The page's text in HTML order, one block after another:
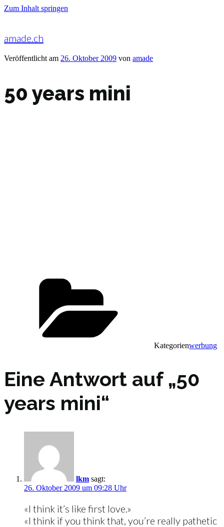
Zum Inhalt springen
amade.ch
Veröffentlicht am 26. Oktober 2009 von amade
50 years mini
Kategorienwerbung
Eine Antwort auf „50
years mini“
lkm sagt:
26. Oktober 2009 um 09:28 Uhr
«I think it’s like first love.»
«I think if you think that, you’re really pathetic